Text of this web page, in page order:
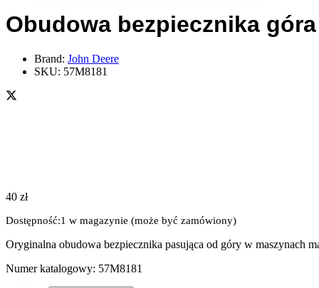
Obudowa bezpiecznika
Brand: John Deere
SKU: 57M8181
40 zł
Dostępność:1 w magazynie (może być zamówiony)
Oryginalna obudowa bezpiecznika pasująca od góry w maszynach
Numer katalogowy: 57M8181